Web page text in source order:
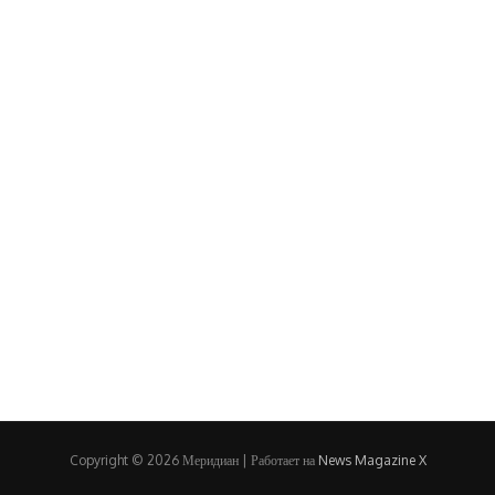
Copyright © 2026 Меридиан | Работает на News Magazine X